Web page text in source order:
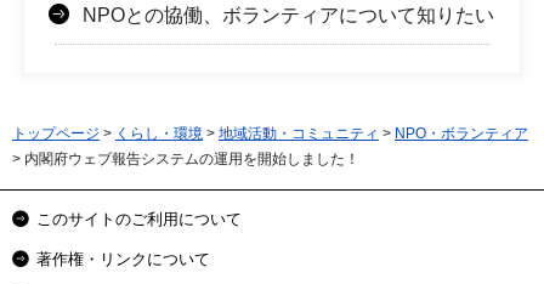
NPOとの協働、ボランティアについて知りたい
トップページ > くらし・環境 > 地域活動・コミュニティ > NPO・ボランティア
> 内閣府ウェブ報告システムの運用を開始しました！
このサイトのご利用について
著作権・リンクについて